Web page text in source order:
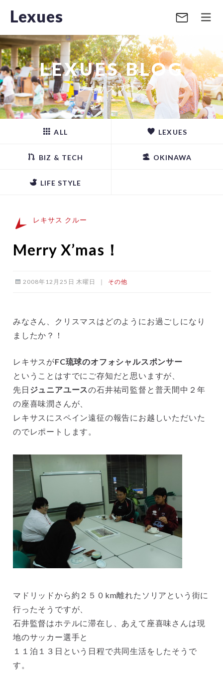
Lexues
LEXUES BLOG
レキサスブログ
ALL LEXUES
BIZ & TECH OKINAWA
LIFE STYLE
レキサス クルー
Merry X’mas！
2008年12月25日 木曜日 ｜ その他
みなさん、クリスマスはどのようにお過ごしになり
ましたか？！
レキサスがFC琉球のオフォシャルスポンサー
ということはすでにご存知だと思いますが、
先日 ジュニアユースの石井祐司監督と普天間中２年
の座喜味潤さんが、
レキサスにスペイン遠征の報告にお越しいただいた
のでレポートします。
マドリッドから約２５０km離れたソリアという街に
行ったそうですが、
石井監督はホテルに滞在し、あえて座喜味さんは現
地のサッカー選手と
１１泊１３日という日程で共同生活をしたそうで
す。